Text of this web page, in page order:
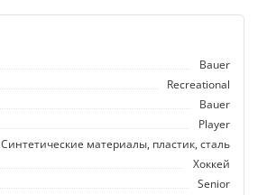
Bauer
Recreational
Bauer
Player
Синтетические материалы, пластик, сталь
Хоккей
Senior